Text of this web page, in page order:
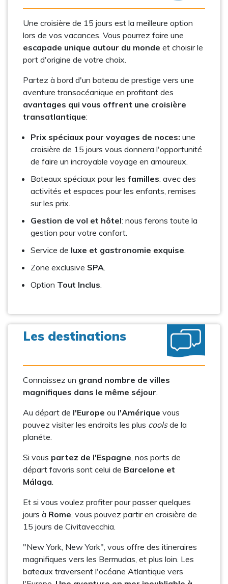
Une croisière de 15 jours est la meilleure option
lors de vos vacances. Vous pourrez faire une
escapade unique autour du monde et choisir le
port d'origine de votre choix.
Partez à bord d'un bateau de prestige vers une
aventure transocéanique en profitant des
avantages qui vous offrent une croisière
transatlantique:
Prix spéciaux pour voyages de noces: une
croisière de 15 jours vous donnera l'opportunité
de faire un incroyable voyage en amoureux.
Bateaux spéciaux pour les familles: avec des
activités et espaces pour les enfants, remises
sur les prix.
Gestion de vol et hôtel: nous ferons toute la
gestion pour votre confort.
Service de luxe et gastronomie exquise.
Zone exclusive SPA.
Option Tout Inclus.
Les destinations
Connaissez un grand nombre de villes
magnifiques dans le même séjour.
Au départ de l'Europe ou l'Amérique vous
pouvez visiter les endroits les plus coolsde la
planéte.
Si vous partez de l'Espagne, nos ports de
départ favoris sont celui de Barcelone et
Málaga.
Et si vous voulez profiter pour passer quelques
jours à Rome, vous pouvez partir en croisière de
15 jours de Civitavecchia.
"New York, New York", vous offre des itineraires
magnifiques vers les Bermudas, et plus loin. Les
bateaux traversent l'océane Atlantique vers